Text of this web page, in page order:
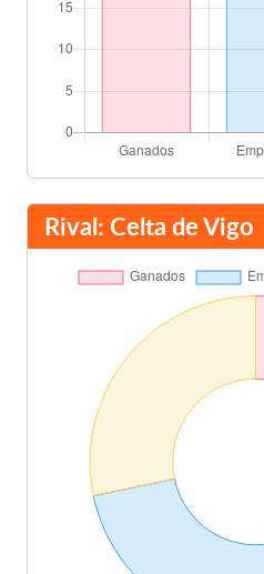
Cervi
Murillo
Araujo
83'
Javi Galán
Final del partido
Rival: Celta de Vigo